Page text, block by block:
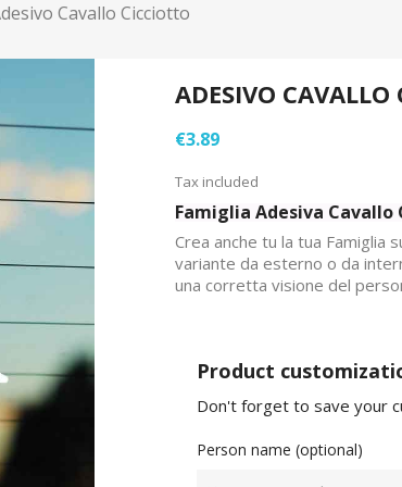
Cavallo Cicciotto
ADESIVO CAVALLO
€3.89
Tax included
Famiglia Adesiva Cavallo
Crea anche tu la tua Famiglia
variante da esterno o da
una corretta visione del
Product
Don't forget to save your
Person name (optional)